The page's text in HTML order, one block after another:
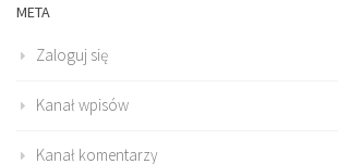
META
Zaloguj się
Kanał wpisów
Kanał komentarzy